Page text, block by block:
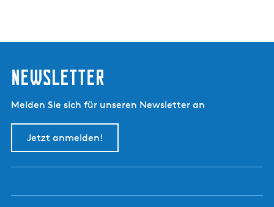
Newsletter
Melden Sie sich für unseren Newsletter an
Jetzt anmelden!